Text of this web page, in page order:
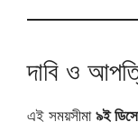
দাবি ও
এই সময়সীমা ৯ই